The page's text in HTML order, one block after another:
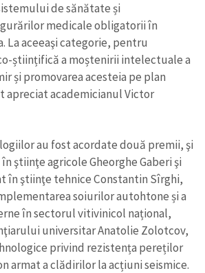
de sănătate și
medicale obligatorii în
La aceeaşi categorie, pentru
științifică a moștenirii intelectuale a
și promovarea acesteia pe plan
apreciat academicianul Victor
au fost acordate două premii, şi
ştiinţe agricole Gheorghe Gaberi şi
ştiinţe tehnice Constantin Sîrghi,
soiurilor autohtone și a
în sectorul vitivinicol național,
universitar Anatolie Zolotcov,
privind rezistența pereților
armat a clădirilor la acțiuni seismice.